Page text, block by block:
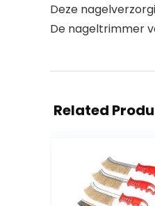
Deze
De nageltrimmer
Related